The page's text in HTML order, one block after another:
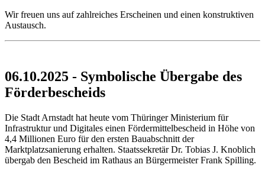
Wir freuen uns auf zahlreiches Erscheinen und einen konstruktiven
Austausch.
06.10.2025 - Symbolische Übergabe des
Förderbescheids
Die Stadt Arnstadt hat heute vom Thüringer Ministerium für
Infrastruktur und Digitales einen Fördermittelbescheid in Höhe von
4,4 Millionen Euro für den ersten Bauabschnitt der
Marktplatzsanierung erhalten. Staatssekretär Dr. Tobias J. Knoblich
übergab den Bescheid im Rathaus an Bürgermeister Frank Spilling.